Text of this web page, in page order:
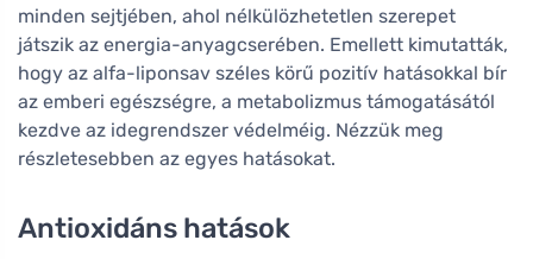
minden sejtjében, ahol nélkülözhetetlen szerepet
játszik az energia-anyagcserében. Emellett kimutatták,
hogy az alfa-liponsav széles körű pozitív hatásokkal bír
az emberi egészségre, a metabolizmus támogatásától
kezdve az idegrendszer védelméig. Nézzük meg
részletesebben az egyes hatásokat.
Antioxidáns hatások